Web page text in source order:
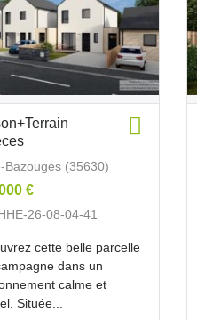
Bazouges (35630)
€
26-08-04-41
cette belle parcelle
dans un
calme et
Située...